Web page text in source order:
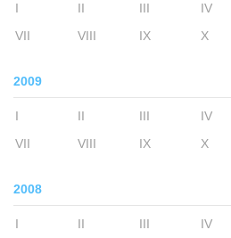
I II III IV
VII
VIII IX X
2009
I II III IV
VII
VIII IX X
2008
I II III IV